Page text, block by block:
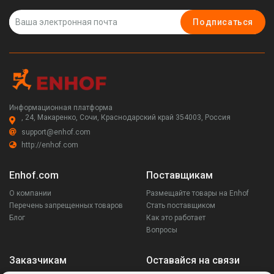
Подписаться
Информационная платформа
, 24, Макаренко, Сочи, Краснодарский край 354003, Россия
support@enhof.com
http://enhof.com
Enhof.com
О компании
Перечень запрещенных товаров
Блог
Поставщикам
Размещайте товары на Enhof
Стать поставщиком
Как это работает
Вопросы
Заказчикам Оставайся на связи